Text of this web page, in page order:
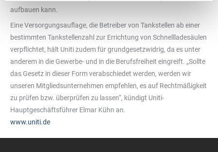
aufbauen kann.
Eine Versorgungsauflage, die Betreiber von Tankstellen ab einer
bestimmten Tankstellenzahl zur Errichtung von Schnellladesäulen
verpflichtet, hält Uniti zudem für grundgesetzwidrig, da es unter
anderem in die Gewerbe- und in die Berufsfreiheit eingreift. „Sollte
das Gesetz in dieser Form verabschiedet werden, werden wir
unseren Mitgliedsunternehmen empfehlen, es auf Rechtmäßigkeit
zu prüfen bzw. überprüfen zu lassen“, kündigt Uniti-
Hauptgeschäftsführer Elmar Kühn an.
www.uniti.de